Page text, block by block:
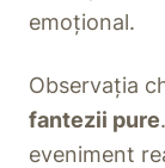
emoțional.
Observația
fantezii pure
eveniment